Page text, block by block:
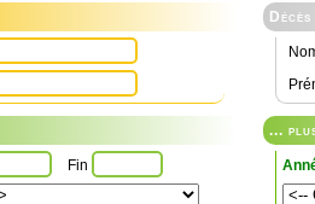
Fin
Décès
...